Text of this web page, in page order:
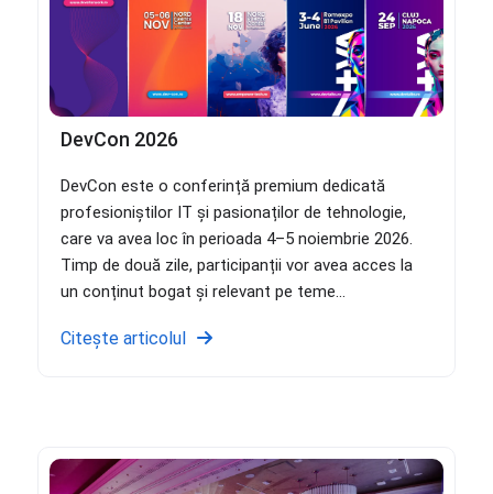
DevCon 2026
DevCon este o conferință premium dedicată
profesioniștilor IT și pasionaților de tehnologie,
care va avea loc în perioada 4–5 noiembrie 2026.
Timp de două zile, participanții vor avea acces la
un conținut bogat și relevant pe teme...
Citește articolul